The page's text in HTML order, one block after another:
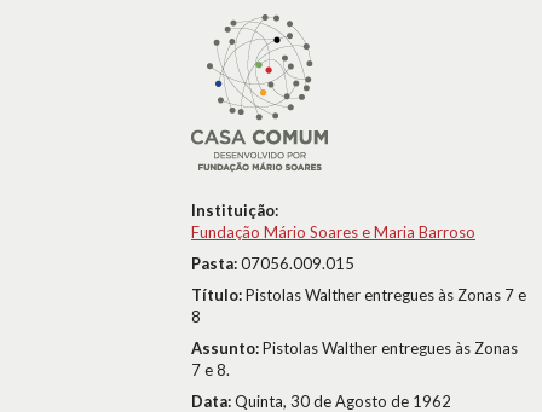
Instituição:
Fundação Mário Soares e Maria Barroso
Pasta:07056.009.015
Título:Pistolas Walther entregues às Zonas 7 e
8
Assunto:Pistolas Walther entregues às Zonas
7 e 8.
Data:Quinta, 30 de Agosto de 1962